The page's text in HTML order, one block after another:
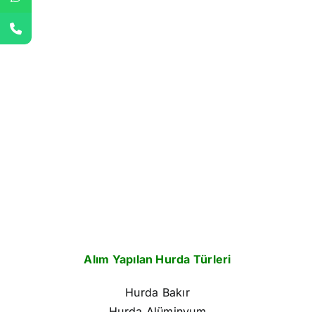
Alım Yapılan Hurda Türleri
Hurda Bakır